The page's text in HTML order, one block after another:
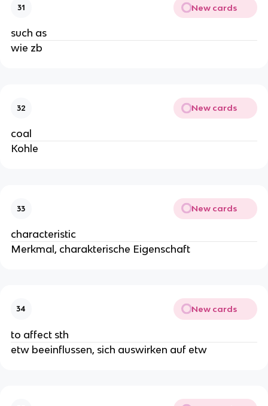
31 New cards
such as
wie zb
32 New cards
coal
Kohle
33 New cards
characteristic
Merkmal, charakterische Eigenschaft
34 New cards
to affect sth
etw beeinflussen, sich auswirken auf etw